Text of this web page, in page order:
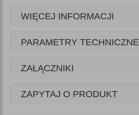
WIĘCEJ INFORMACJI
PARAMETRY TECHNICZNE
ZAŁĄCZNIKI
ZAPYTAJ O PRODUKT